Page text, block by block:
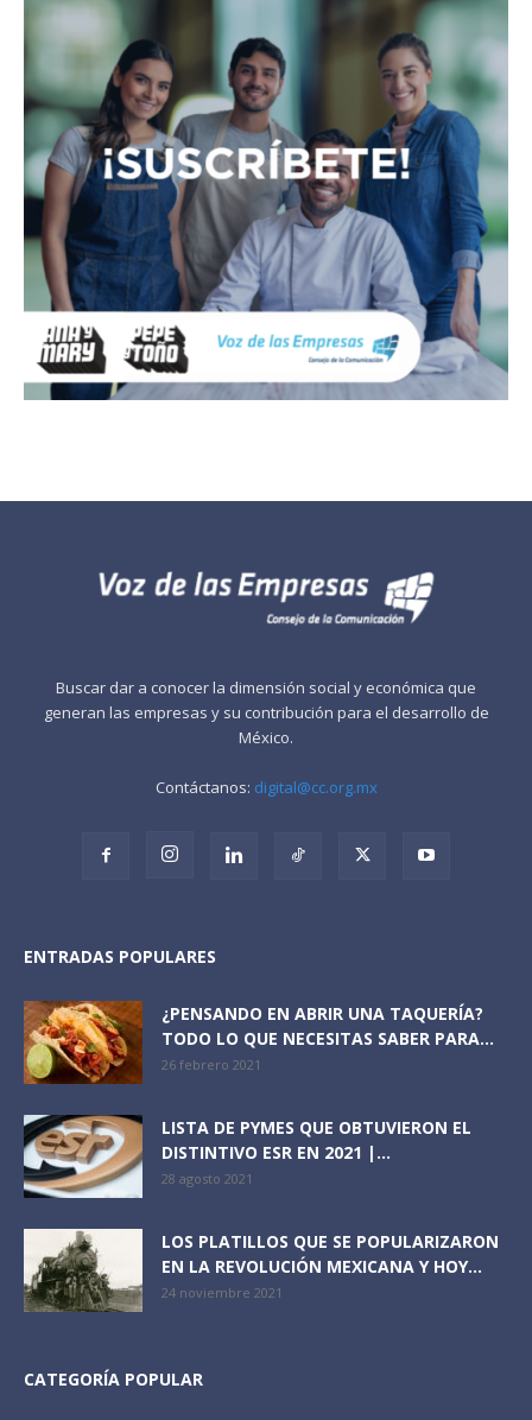
Buscar dar a conocer la dimensión social y económica que
generan las empresas y su contribución para el desarrollo de
México.
Contáctanos: digital@cc.org.mx
ENTRADAS POPULARES
¿PENSANDO EN ABRIR UNA TAQUERÍA?
TODO LO QUE NECESITAS SABER PARA...
26 febrero 2021
LISTA DE PYMES QUE OBTUVIERON EL
DISTINTIVO ESR EN 2021 |...
28 agosto 2021
LOS PLATILLOS QUE SE POPULARIZARON
EN LA REVOLUCIÓN MEXICANA Y HOY...
24 noviembre 2021
CATEGORÍA POPULAR